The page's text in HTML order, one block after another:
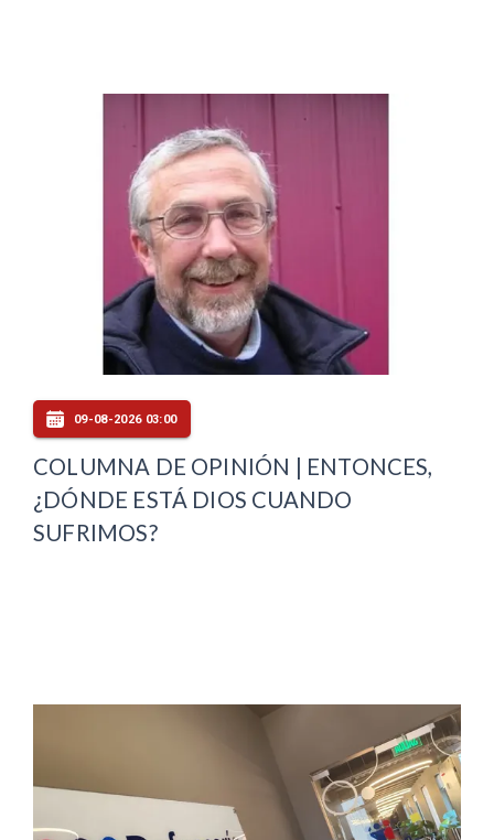
09-08-2026 03:00
COLUMNA DE OPINIÓN | ENTONCES,
¿DÓNDE ESTÁ DIOS CUANDO
SUFRIMOS?